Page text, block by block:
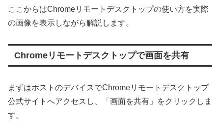
ここからはChromeリモートデスクトップの使い方を実際
の画像を表示しながら解説します。
Chromeリモートデスクトップで画面を共有
まずはホストのデバイスでChromeリモートデスクトップ
公式サイトへアクセスし、「画面を共有」をクリックしま
す。